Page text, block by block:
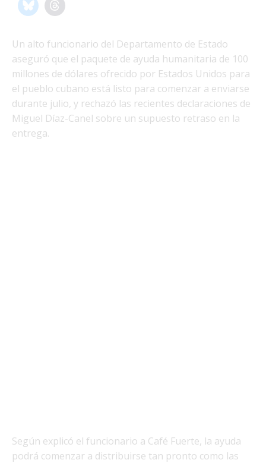
Un alto funcionario del Departamento de Estado
aseguró que el paquete de ayuda humanitaria de 100
millones de dólares ofrecido por Estados Unidos para
el pueblo cubano está listo para comenzar a enviarse
durante julio, y rechazó las recientes declaraciones de
Miguel Díaz-Canel sobre un supuesto retraso en la
entrega.
Según explicó el funcionario a Café Fuerte, la ayuda
podrá comenzar a distribuirse tan pronto como las